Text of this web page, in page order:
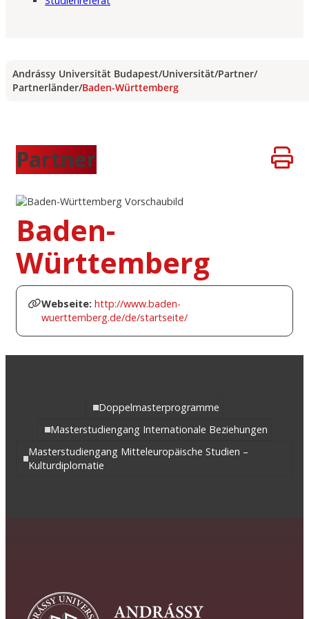
Andrássy Universität Budapest/Universität/Partner/
Partnerländer/Baden-Württemberg
Partner
Baden-
Württemberg
Webseite:http://www.baden-
wuerttemberg.de/de/startseite/
Doppelmasterprogramme
Masterstudiengang Internationale Beziehungen
Masterstudiengang Mitteleuropäische Studien –
Kulturdiplomatie